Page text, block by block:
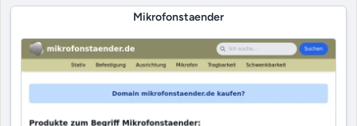
Mikrofonstaender